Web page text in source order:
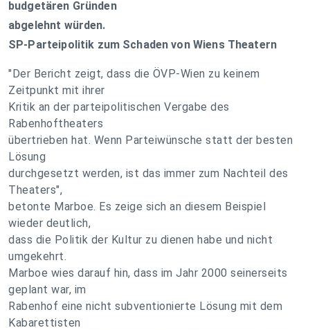
budgetären Gründen
abgelehnt würden.
SP-Parteipolitik zum Schaden von Wiens Theatern
"Der Bericht zeigt, dass die ÖVP-Wien zu keinem
Zeitpunkt mit ihrer
Kritik an der parteipolitischen Vergabe des
Rabenhoftheaters
übertrieben hat. Wenn Parteiwünsche statt der besten
Lösung
durchgesetzt werden, ist das immer zum Nachteil des
Theaters",
betonte Marboe. Es zeige sich an diesem Beispiel
wieder deutlich,
dass die Politik der Kultur zu dienen habe und nicht
umgekehrt.
Marboe wies darauf hin, dass im Jahr 2000 seinerseits
geplant war, im
Rabenhof eine nicht subventionierte Lösung mit dem
Kabarettisten